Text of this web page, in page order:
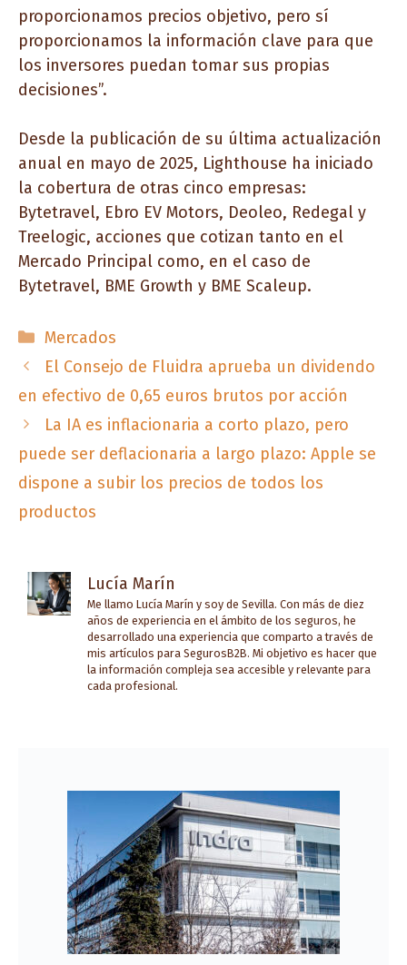
proporcionamos precios objetivo, pero sí
proporcionamos la información clave para que
los inversores puedan tomar sus propias
decisiones”.
Desde la publicación de su última actualización
anual en mayo de 2025, Lighthouse ha iniciado
la cobertura de otras cinco empresas:
Bytetravel, Ebro EV Motors, Deoleo, Redegal y
Treelogic, acciones que cotizan tanto en el
Mercado Principal como, en el caso de
Bytetravel, BME Growth y BME Scaleup.
Categorías
Mercados
El Consejo de Fluidra aprueba un dividendo
en efectivo de 0,65 euros brutos por acción
La IA es inflacionaria a corto plazo, pero
puede ser deflacionaria a largo plazo: Apple se
dispone a subir los precios de todos los
productos
Lucía Marín
Me llamo Lucía Marín y soy de Sevilla. Con más de diez
años de experiencia en el ámbito de los seguros, he
desarrollado una experiencia que comparto a través de
mis artículos para SegurosB2B. Mi objetivo es hacer que
la información compleja sea accesible y relevante para
cada profesional.